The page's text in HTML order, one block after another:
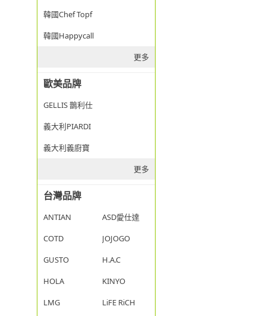
韓國Chef Topf
韓國Happycall
更多
歐美品牌
GELLIS 鵲利仕
義大利PIARDI
義大利義廚寶
更多
台灣品牌
ANTIAN
ASD愛仕達
COTD
JOJOGO
GUSTO
H.A.C
HOLA
KINYO
LMG
LiFE RiCH